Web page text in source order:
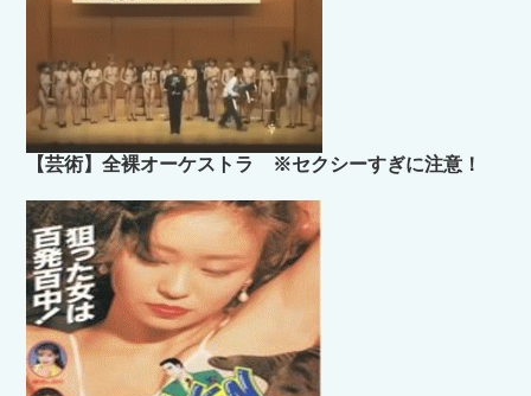
【芸術】全裸オーケストラ ※セクシーすぎに注意！